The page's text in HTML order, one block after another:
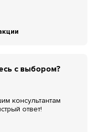
с выбором?
консультантам
ответ!